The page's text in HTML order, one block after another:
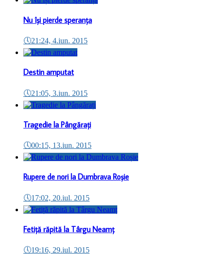
Nu își pierde speranța
🕔21:24, 4.iun. 2015
Destin amputat
🕔21:05, 3.iun. 2015
Tragedie la Pângărați
🕔00:15, 13.iun. 2015
Rupere de nori la Dumbrava Roșie
🕔17:02, 20.iul. 2015
Fetiță răpită la Târgu Neamț
🕔19:16, 29.iul. 2015